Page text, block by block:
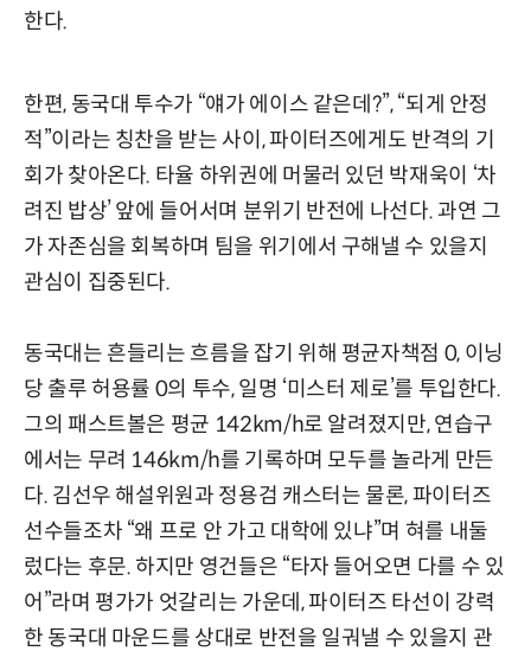
한다.
한편, 동국대 투수가 “얘가 에이스 같은데?”, “되게 안정
적”이라는 칭찬을 받는 사이, 파이터즈에게도 반격의 기
회가 찾아온다. 타율 하위권에 머물러 있던 박재욱이 ‘차
려진 밥상’ 앞에 들어서며 분위기 반전에 나선다. 과연 그
가 자존심을 회복하며 팀을 위기에서 구해낼 수 있을지
관심이 집중된다.
동국대는 흔들리는 흐름을 잡기 위해 평균자책점 0, 이닝
당 출루 허용률 0의 투수, 일명 ‘미스터 제로’를 투입한다.
그의 패스트볼은 평균 142km/h로 알려졌지만, 연습구
에서는 무려 146km/h를 기록하며 모두를 놀라게 만든
다. 김선우 해설위원과 정용검 캐스터는 물론, 파이터즈
선수들조차 “왜 프로 안 가고 대학에 있냐”며 혀를 내둘
렀다는 후문. 하지만 영건들은 “타자 들어오면 다를 수 있
어”라며 평가가 엇갈리는 가운데, 파이터즈 타선이 강력
한 동국대 마운드를 상대로 반전을 일궈낼 수 있을지 관